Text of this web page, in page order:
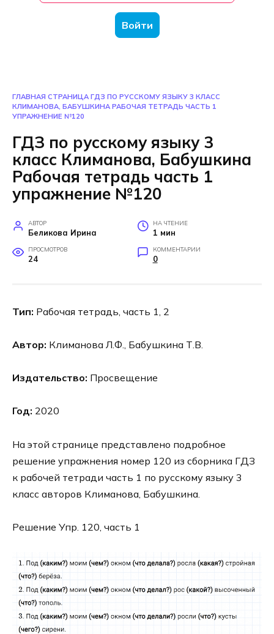
Войти
ГЛАВНАЯ СТРАНИЦА ГДЗ ПО РУССКОМУ ЯЗЫКУ 3 КЛАСС
КЛИМАНОВА, БАБУШКИНА РАБОЧАЯ ТЕТРАДЬ ЧАСТЬ 1
УПРАЖНЕНИЕ №120
ГДЗ по русскому языку 3
класс Климанова, Бабушкина
Рабочая тетрадь часть 1
упражнение №120
АВТОР
Беликова Ирина
НА ЧТЕНИЕ
1 мин
ПРОСМОТРОВ
24
КОММЕНТАРИИ
0
Тип: Рабочая тетрадь, часть 1, 2
Автор: Климанова Л.Ф., Бабушкина Т.В.
Издательство: Просвещение
Год: 2020
На этой странице представлено подробное
решение упражнения номер 120 из сборника ГДЗ
к рабочей тетради часть 1 по русскому языку 3
класс авторов Климанова, Бабушкина.
Решение Упр. 120, часть 1